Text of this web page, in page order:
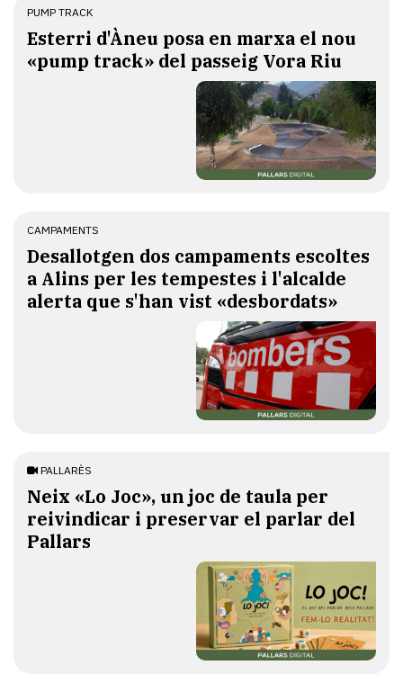
PUMP TRACK
Esterri d'Àneu posa en marxa el nou
«pump track» del passeig Vora Riu
CAMPAMENTS
​Desallotgen dos campaments escoltes
a Alins per les tempestes i l'alcalde
alerta que s'han vist «desbordats»
PALLARÈS
​Neix «Lo Joc», un joc de taula per
reivindicar i preservar el parlar del
Pallars